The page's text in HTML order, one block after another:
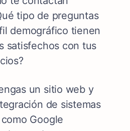
tipo de preguntas
demográfico tienen
satisfechos con tus
un sitio web y
de sistemas
Google